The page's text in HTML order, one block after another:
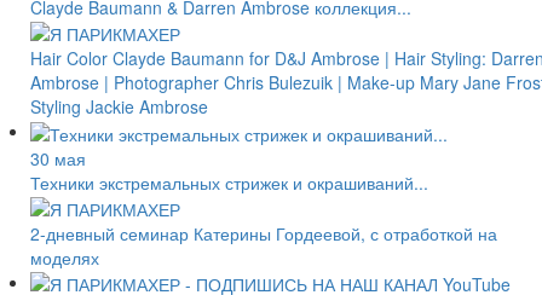
Clayde Baumann & Darren Ambrose коллекция...
Hair Color Clayde Baumann for D&J Ambrose | Hair Styling:
Ambrose | Photographer Chris Bulezuik | Make-up Mary Jane
Styling Jackie Ambrose
30 мая
Техники экстремальных стрижек и окрашиваний...
2-дневный семинар Катерины Гордеевой, с отработкой на
моделях